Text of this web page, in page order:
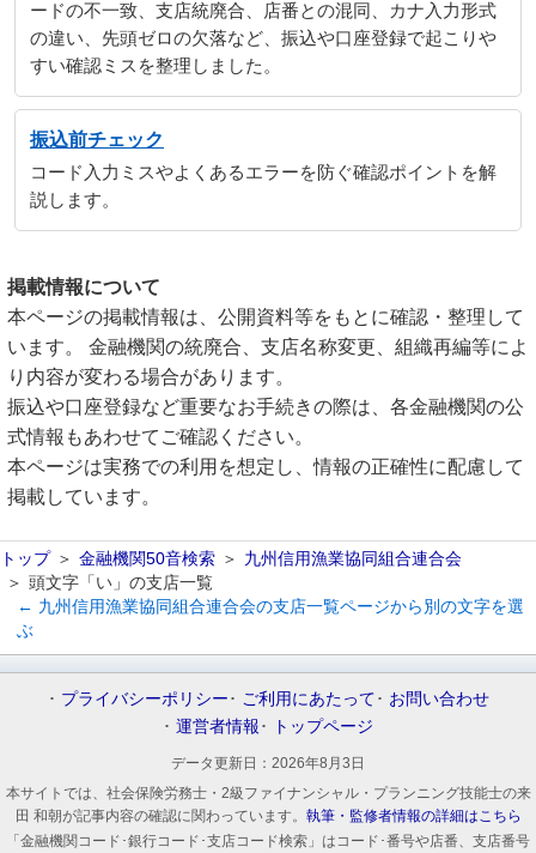
ードの不一致、支店統廃合、店番との混同、カナ入力形式
の違い、先頭ゼロの欠落など、振込や口座登録で起こりや
すい確認ミスを整理しました。
振込前チェック
コード入力ミスやよくあるエラーを防ぐ確認ポイントを解
説します。
掲載情報について
本ページの掲載情報は、公開資料等をもとに確認・整理して
います。 金融機関の統廃合、支店名称変更、組織再編等によ
り内容が変わる場合があります。
振込や口座登録など重要なお手続きの際は、各金融機関の公
式情報もあわせてご確認ください。
本ページは実務での利用を想定し、情報の正確性に配慮して
掲載しています。
トップ 金融機関50音検索
九州信用漁業協同組合連合会
頭文字「い」の支店一覧
← 九州信用漁業協同組合連合会の支店一覧ページから別の文字を選
ぶ
プライバシーポリシー ご利用にあたって
お問い合わせ
運営者情報
トップページ
データ更新日： 2026年8月3日
本サイトでは、社会保険労務士・2級ファイナンシャル・プランニング技能士の来
田 和朝が記事内容の確認に関わっています。 執筆・監修者情報の詳細はこちら
「金融機関コード･銀行コード･支店コード検索」はコード･番号や店番、支店番号